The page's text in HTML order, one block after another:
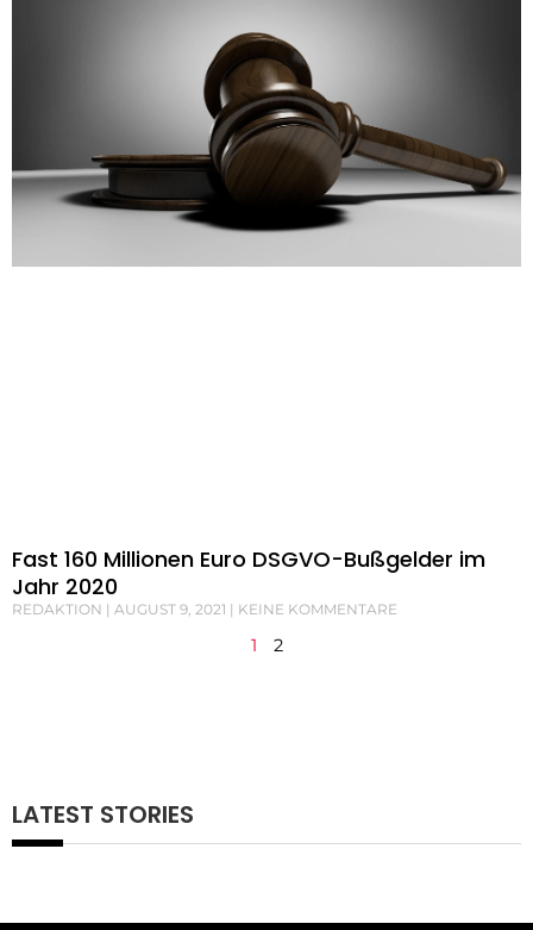
Fast 160 Millionen Euro DSGVO-Bußgelder im
Jahr 2020
REDAKTION AUGUST 9, 2021 KEINE KOMMENTARE
1 2
LATEST STORIES